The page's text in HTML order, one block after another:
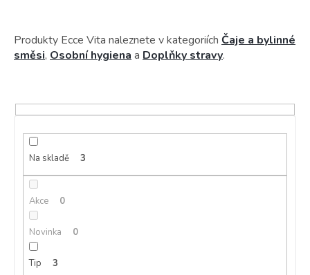
Produkty Ecce Vita naleznete v kategoriích Čaje a bylinné
směsi, Osobní hygiena a Doplňky stravy.
Na skladě 3
Akce 0
Novinka 0
Tip 3